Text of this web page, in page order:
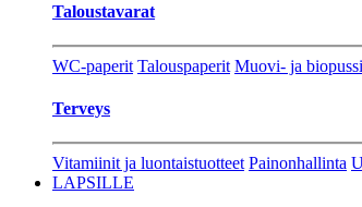
Taloustavarat
WC-paperit Talouspaperit Muovi- ja
Terveys
Vitamiinit ja luontaistuotteet Painonhallinta
LAPSILLE